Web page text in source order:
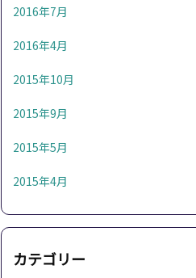
2016年7月
2016年4月
2015年10月
2015年9月
2015年5月
2015年4月
カテゴリー